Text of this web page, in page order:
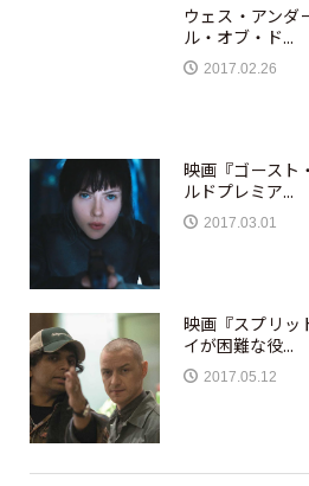
ウェス・アンダ
ル・オブ・ド...
2017.02.26
映画『ゴースト
ルドプレミア...
2017.03.01
映画『スプリッ
イが困難な役...
2017.05.12